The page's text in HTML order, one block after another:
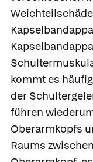
kommt es
der
führen
Oberarmkopfs
Raums